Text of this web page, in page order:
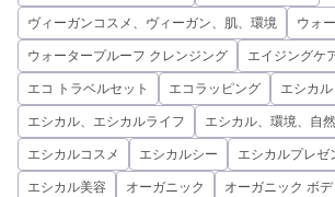
ヴィーガンコスメ、ヴィーガン、肌、環境 ウォ
ウォータープルーフ クレンジング エイジングケ
エコ トラベルセット エコラッピング エシカル
エシカル、エシカルライフ エシカル、環境、自然
エシカルコスメ エシカルシー エシカルプレゼ
エシカル美容 オーガニック オーガニック ボ